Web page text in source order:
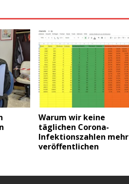
Warum wir keine
täglichen Corona-
Infektionszahlen mehr
veröffentlichen